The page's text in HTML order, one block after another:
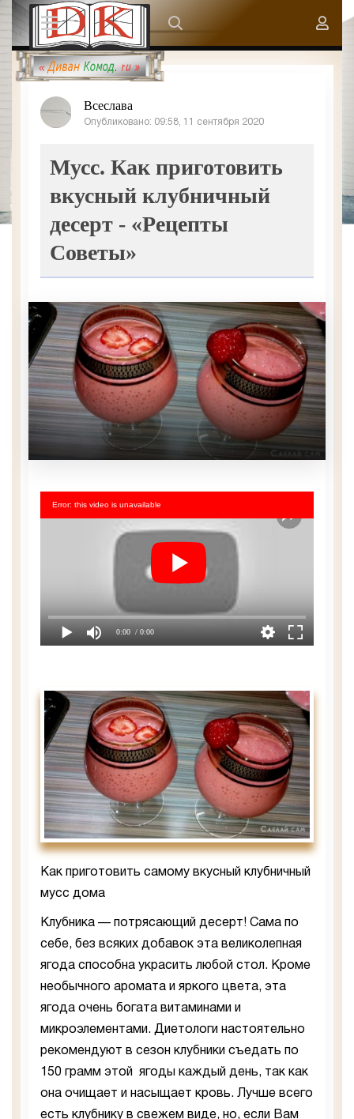
Всеслава
Опубликовано: 09:58, 11 сентября 2020
Мусс. Как приготовить
вкусный клубничный
десерт - «Рецепты
Советы»
0:00 / 0:00
Error: this video is unavailable
Как приготовить самому вкусный клубничный
мусс дома
Клубника — потрясающий десерт! Сама по
себе, без всяких добавок эта великолепная
ягода способна украсить любой стол. Кроме
необычного аромата и яркого цвета, эта
ягода очень богата витаминами и
микроэлементами. Диетологи настоятельно
рекомендуют в сезон клубники съедать по
150 грамм этой ягоды каждый день, так как
она очищает и насыщает кровь. Лучше всего
есть клубнику в свежем виде, но, если Вам